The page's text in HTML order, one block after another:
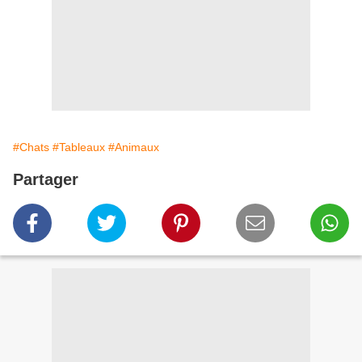
#Chats #Tableaux #Animaux
Partager